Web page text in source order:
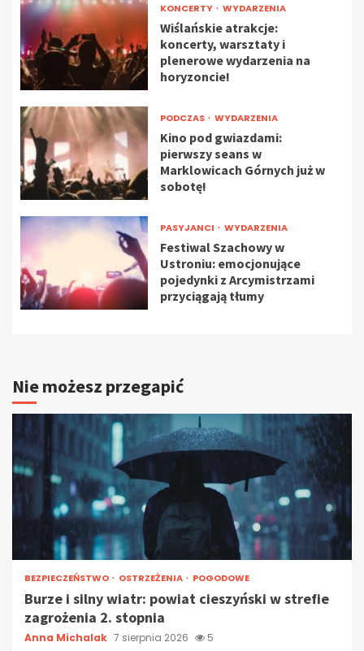
KONCERTY WYDARZENIA
Wiślańskie atrakcje:
koncerty, warsztaty i
plenerowe wydarzenia na
horyzoncie!
PODCZAS WYDARZENIA
Kino pod gwiazdami:
pierwszy seans w
Marklowicach Górnych już w
sobotę!
PASYJANCI WYDARZENIA
Festiwal Szachowy w
Ustroniu: emocjonujące
pojedynki z Arcymistrzami
przyciągają tłumy
Nie możesz przegapić
BEZPIECZEŃSTWO OSTRZEŻENIA POGODOWE
Burze i silny wiatr: powiat cieszyński w strefie
zagrożenia 2. stopnia
Anna Michalak 7 sierpnia 2026 5